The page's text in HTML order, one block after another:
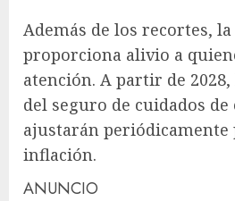
Además de los recortes,
proporciona alivio a
atención. A partir de
del seguro de cuidados
ajustarán
inflación.
ANUNCIO